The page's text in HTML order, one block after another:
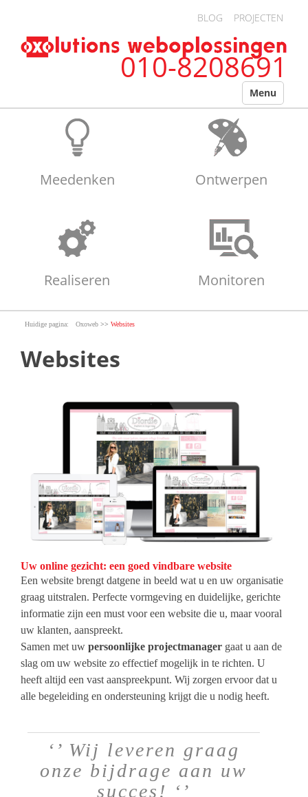
BLOG PROJECTEN
010-8208691
Menu
Meedenken Ontwerpen
Realiseren Monitoren
Oxoweb >> Websites
Websites
oxoweb-responsive-image.jpg
Uw online gezicht: een goed vindbare website
Een website brengt datgene in beeld wat u en uw organisatie
graag uitstralen. Perfecte vormgeving en duidelijke, gerichte
informatie zijn een must voor een website die u, maar vooral
uw klanten, aanspreekt.
Samen met uw persoonlijke projectmanager gaat u aan de
slag om uw website zo effectief mogelijk in te richten. U
heeft altijd een vast aanspreekpunt. Wij zorgen ervoor dat u
alle begeleiding en ondersteuning krijgt die u nodig heeft.
‘’ Wij leveren graag
onze bijdrage aan uw
succes! ‘’